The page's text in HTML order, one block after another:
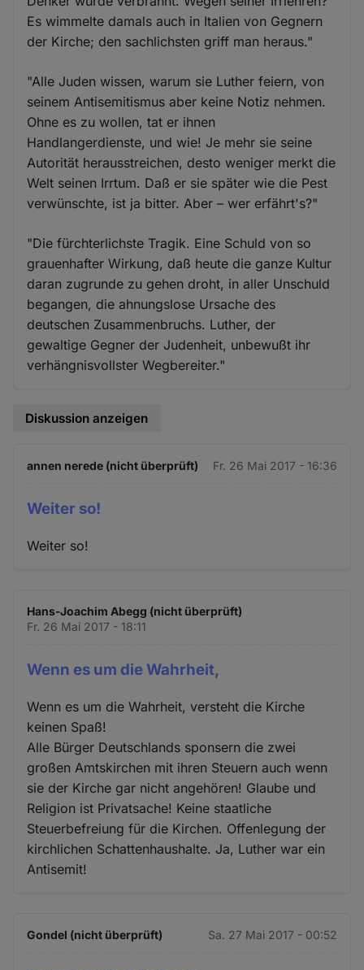
Es wimmelte damals auch in Italien von Gegnern
der Kirche; den sachlichsten griff man heraus."
"Alle Juden wissen, warum sie Luther feiern, von
seinem Antisemitismus aber keine Notiz nehmen.
Ohne es zu wollen, tat er ihnen
Handlangerdienste, und wie! Je mehr sie seine
Autorität herausstreichen, desto weniger merkt die
Welt seinen Irrtum. Daß er sie später wie die Pest
verwünschte, ist ja bitter. Aber – wer erfährt's?"
"Die fürchterlichste Tragik. Eine Schuld von so
grauenhafter Wirkung, daß heute die ganze Kultur
daran zugrunde zu gehen droht, in aller Unschuld
begangen, die ahnungslose Ursache des
deutschen Zusammenbruchs. Luther, der
gewaltige Gegner der Judenheit, unbewußt ihr
verhängnisvollster Wegbereiter."
Diskussion anzeigen
annen nerede (nicht überprüft) Fr. 26 Mai 2017 - 16:36
Weiter so!
Weiter so!
Hans-Joachim Abegg (nicht überprüft)
Fr. 26 Mai 2017 - 18:11
Wenn es um die Wahrheit,
Wenn es um die Wahrheit, versteht die Kirche
keinen Spaß!
Alle Bürger Deutschlands sponsern die zwei
großen Amtskirchen mit ihren Steuern auch wenn
sie der Kirche gar nicht angehören! Glaube und
Religion ist Privatsache! Keine staatliche
Steuerbefreiung für die Kirchen. Offenlegung der
kirchlichen Schattenhaushalte. Ja, Luther war ein
Antisemit!
Gondel (nicht überprüft) Sa. 27 Mai 2017 - 00:52